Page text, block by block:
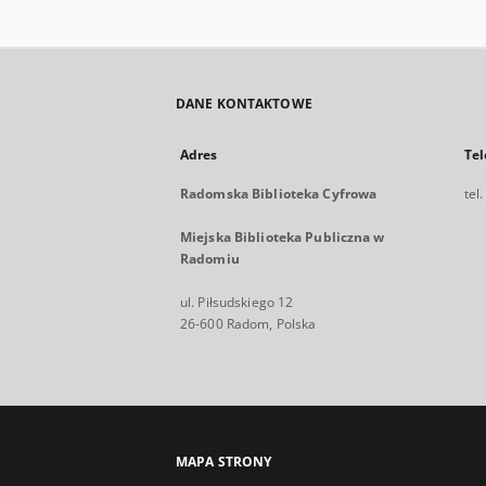
DANE KONTAKTOWE
Adres
Radomska Biblioteka Cyfrowa
Miejska Biblioteka Publiczna w
Radomiu
ul. Piłsudskiego 12
26-600 Radom, Polska
tel.
MAPA STRONY